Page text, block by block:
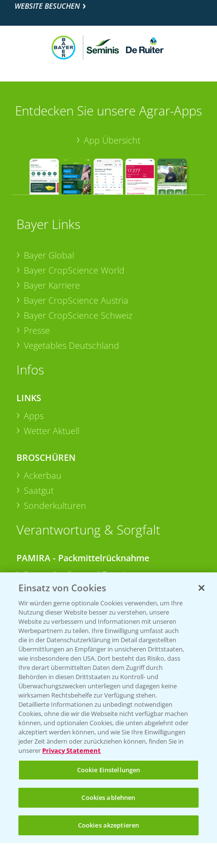
(noch 4)
WEBSITE BESUCHEN
Entdecken Sie unsere Agrar-Apps
App Übersicht
Bayer Links
Bayer Global
Bayer CropScience World
Bayer Karriere
Bayer CropScience Austria
Bayer CropScience Schweiz
Presse
Vegetables Deutschland
Infos
LINKS
Apps
Wetter Aktuell
BROSCHÜREN
Ackerbau
Saatgut
Sonderkulturen
Verantwortung & Sorgfalt
PAMIRA - Packmittelrücknahme
Sammelstellen und Termine
PRE - Chemikalien sicher entsorgen
Sammelstellen und Termine
Kontakt & Notfall
Beratung auf WhatsApp
T.+49 (0)174 346 564 1
KONTAKT
Hilfe in Notfällen
T.+49 (0)214/30-20220
Folgen Sie uns
Einsatz von Cookies
Wir würden gerne optionale Cookies verwenden, um Ihre
Nutzung dieser Website besser zu verstehen, unsere
Website zu verbessern und Informationen mit unseren
Werbepartnern zu teilen. Ihre Einwilligung umfasst auch
die in der Datenschutzerklärung im Detail dargestellten
Übermittlungen an Empfänger in unsicheren Drittstaaten,
wie insbesondere den USA. Dort besteht das Risiko, dass
Ihre derart übermittelten Daten dem Zugriff durch
Behörden in diesen Drittstaaten zu Kontroll- und
Überwachungszwecken unterliegen und dagegen keine
wirksamen Rechtsbehelfe zur Verfügung stehen.
Detaillierte Informationen zu unbedingt notwendigen
Cookies, ohne die wir die Webseite nicht verfügbar machen
können, und optionalen Cookies, die unten abgelehnt oder
akzeptiert werden können, und wie Sie Ihre Einwilligungen
jeder Zeit ändern oder zurückziehen können, finden Sie in
unserer Privacy Statement
Cookie Einstellungen
Cookies ablehnen
Cookies akzeptieren